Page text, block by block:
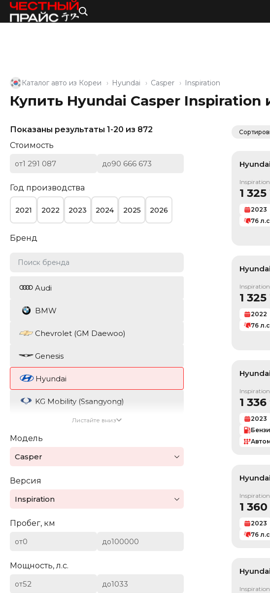
Показаны результаты 1-20 из 872
Стоимость
от до
Год производства
2021 2022 2023 2024 2025 2026
Бренд
Audi
BMW
Chevrolet (GM Daewoo)
Genesis
Hyundai
KG Mobility (Ssangyong)
Листайте вниз
Модель
Casper
Версия
Inspiration
Пробег, км
от до
Мощность, л.с.
от до
Каталог авто из Кореи Hyundai Casper Inspiration
Купить Hyundai Casper Inspiration
Hyundai
Inspiration
1 325
2023
76
Hyundai
Inspiration
1 325
2022
76
Hyundai
Inspiration
1
2023
Hyundai
Inspiration
1
2023
76
Hyundai
Inspiration